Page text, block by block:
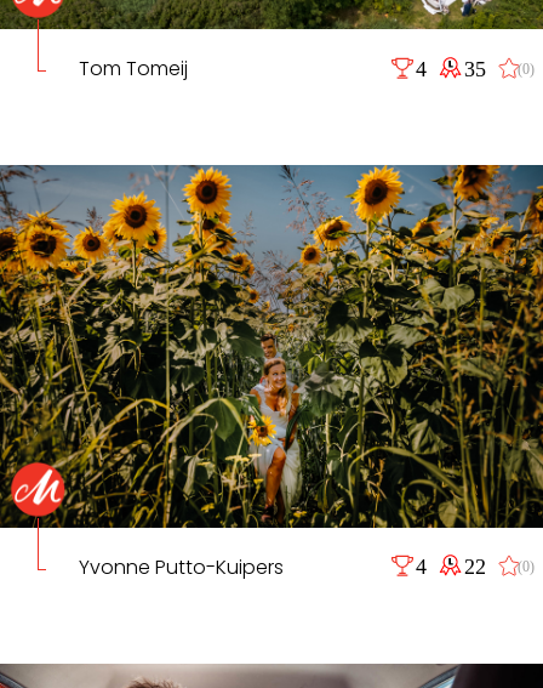
Tom Tomeij 4 35 (0)
Yvonne Putto-Kuipers 4 22 (0)